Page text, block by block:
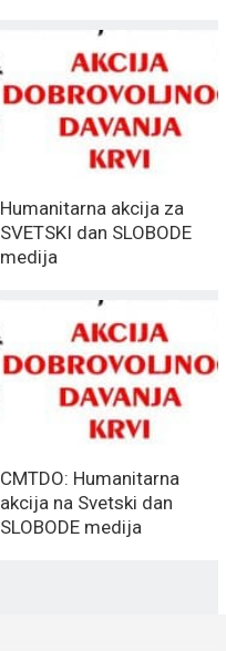
SKLONIŠTU u Vranju
Humanitarna akcija za
SVETSKI dan SLOBODE
medija
CMTDO: Humanitarna
akcija na Svetski dan
SLOBODE medija